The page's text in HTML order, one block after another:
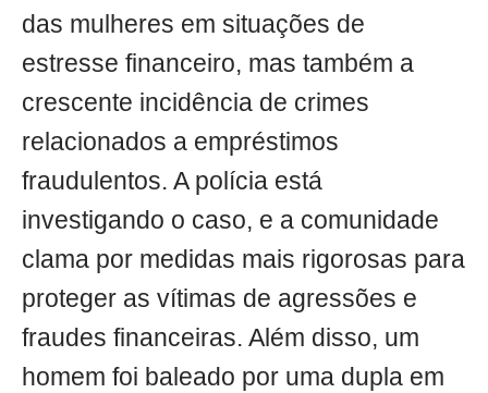
das mulheres em situações de
estresse financeiro, mas também a
crescente incidência de crimes
relacionados a empréstimos
fraudulentos. A polícia está
investigando o caso, e a comunidade
clama por medidas mais rigorosas para
proteger as vítimas de agressões e
fraudes financeiras. Além disso, um
homem foi baleado por uma dupla em